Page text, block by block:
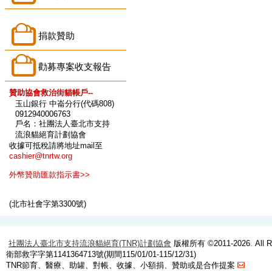
捐款贊助
勸募專案收支報告
贊助協會救治街貓帳戶--
玉山銀行 中崙分行(代碼808)
0912940006763
戶名：社團法人臺北市支持
流浪貓絕育計劃協會
收據可抵稅請將地址mail至
cashier@tnrtw.org
外幣贊助匯款指示書>>
(北市社會字第3300號)
社團法人臺北市支持流浪貓絕育(TNR)計劃協會 版權所有 ©2011-2026. All
衛部救字字第1141364713號(期間115/01/01-115/12/31)
TNR節育、醫療、助罐、對帳、收據、小額捐、贊助或是合作提案